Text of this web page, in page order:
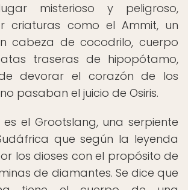
misterioso y peligroso,
criaturas como el Ammit, un
cabeza de cocodrilo, cuerpo
traseras de hipopótamo,
devorar el corazón de los
pasaban el juicio de Osiris.
el Grootslang, una serpiente
que según la leyenda
los dioses con el propósito de
de diamantes. Se dice que